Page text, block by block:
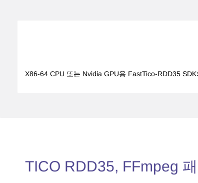
X86-64 CPU 또는 Nvidia GPU용 FastTico-RDD35
TICO RDD35, FFmpeg